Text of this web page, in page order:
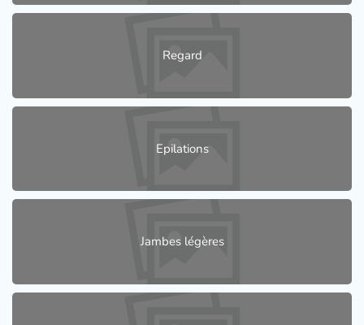
Regard
Epilations
Jambes légères